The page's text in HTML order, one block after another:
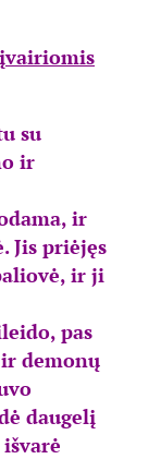
su
ir
ir
Jis priėjęs
ir ji
pas
demonų
daugelį